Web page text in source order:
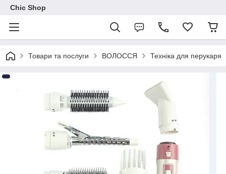
Chic Shop
Товари та послуги ВОЛОССЯ Техніка для перукаря